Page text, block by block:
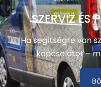
SZERVIZ ÉS
Ha segítségre van
kapcsolatot –